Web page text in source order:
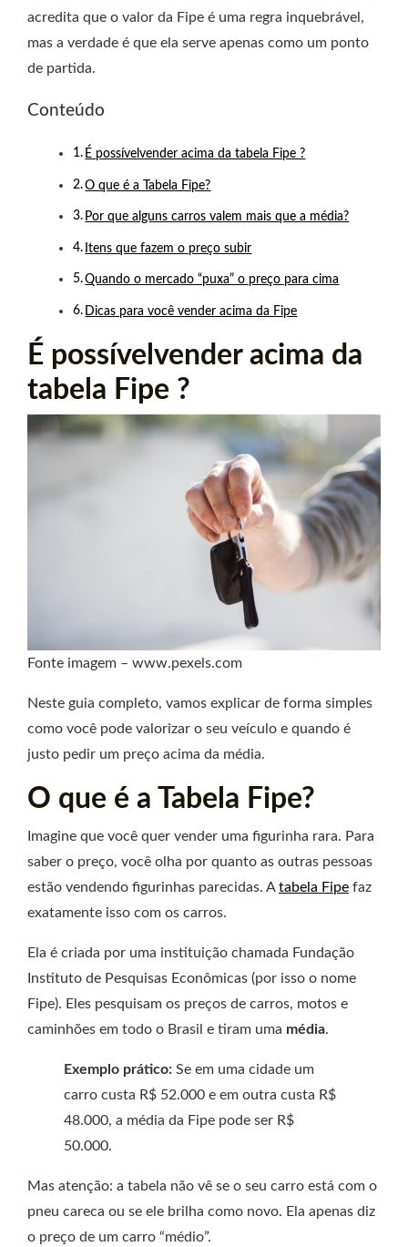
acredita que o valor da Fipe é uma regra inquebrável,
mas a verdade é que ela serve apenas como um ponto
de partida.
Conteúdo
É possívelvender acima da tabela Fipe ?
O que é a Tabela Fipe?
Por que alguns carros valem mais que a média?
Itens que fazem o preço subir
Quando o mercado “puxa” o preço para cima
Dicas para você vender acima da Fipe
É possívelvender acima da
tabela Fipe ?
Fonte imagem – www.pexels.com
Neste guia completo, vamos explicar de forma simples
como você pode valorizar o seu veículo e quando é
justo pedir um preço acima da média.
O que é a Tabela Fipe?
Imagine que você quer vender uma figurinha rara. Para
saber o preço, você olha por quanto as outras pessoas
estão vendendo figurinhas parecidas. Atabela Fipe faz
exatamente isso com os carros.
Ela é criada por uma instituição chamada Fundação
Instituto de Pesquisas Econômicas (por isso o nome
Fipe). Eles pesquisam os preços de carros, motos e
caminhões em todo o Brasil e tiram uma média.
Exemplo prático: Se em uma cidade um
carro custa R$ 52.000 e em outra custa R$
48.000, a média da Fipe pode ser R$
50.000.
Mas atenção: a tabela não vê se o seu carro está com o
pneu careca ou se ele brilha como novo. Ela apenas diz
o preço de um carro “médio”.